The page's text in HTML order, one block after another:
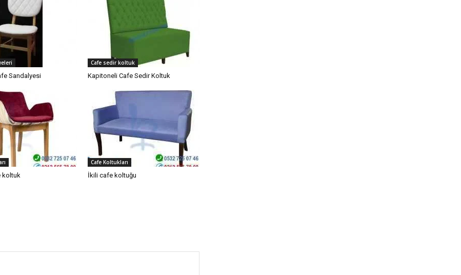
Sandalyesi
Cafe sedir koltuk
Kapitoneli Cafe Sedir Koltuk
koltuk
Cafe Koltukları
İkili cafe koltuğu